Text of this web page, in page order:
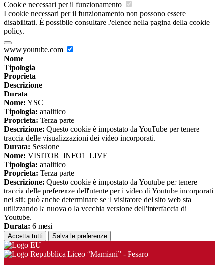
Cookie necessari per il funzionamento
I cookie necessari per il funzionamento non possono essere
disabilitati. È possibile consultare l'elenco nella pagina della cookie
policy.
www.youtube.com
Nome
Tipologia
Proprieta
Descrizione
Durata
Nome: YSC
Tipologia: analitico
Proprieta: Terza parte
Descrizione: Questo cookie è impostato da YouTube per tenere
traccia delle visualizzazioni dei video incorporati.
Durata: Sessione
Nome: VISITOR_INFO1_LIVE
Tipologia: analitico
Proprieta: Terza parte
Descrizione: Questo cookie è impostato da Youtube per tenere
traccia delle preferenze dell'utente per i video di Youtube incorporati
nei siti; può anche determinare se il visitatore del sito web sta
utilizzando la nuova o la vecchia versione dell'interfaccia di
Youtube.
Durata: 6 mesi
Accetta tutti Salva le preferenze
Liceo “Mamiani” - Pesaro